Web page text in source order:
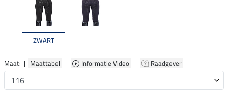
ZWART
Maat: | Maattabel | Informatie Video | Raadgever